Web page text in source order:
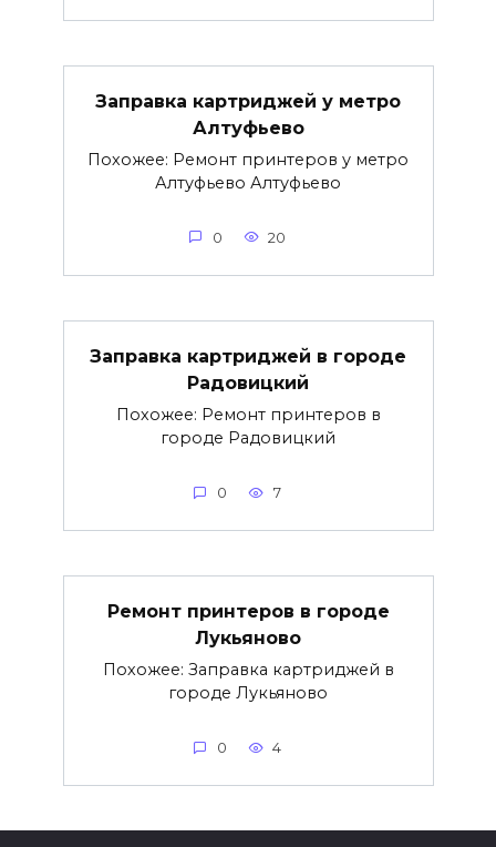
Заправка картриджей у метро
Алтуфьево
Похожее: Ремонт принтеров у метро
Алтуфьево Алтуфьево
0 20
Заправка картриджей в городе
Радовицкий
Похожее: Ремонт принтеров в
городе Радовицкий
0 7
Ремонт принтеров в городе
Лукьяново
Похожее: Заправка картриджей в
городе Лукьяново
0 4